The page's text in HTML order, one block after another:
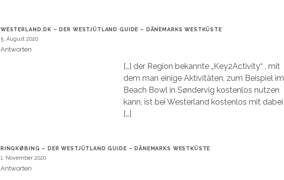
WESTERLAND.DK – DER WESTJÜTLAND GUIDE – DÄNEMARKS WESTKÜSTE
5. August 2020
Antworten
[…] der Region bekannte „Key2Activity“ , mit
dem man einige Aktivitäten, zum Beispiel im
Beach Bowl in Søndervig kostenlos nutzen
kann, ist bei Westerland kostenlos mit dabei
[…]
RINGKØBING – DER WESTJÜTLAND GUIDE – DÄNEMARKS WESTKÜSTE
1. November 2020
Antworten